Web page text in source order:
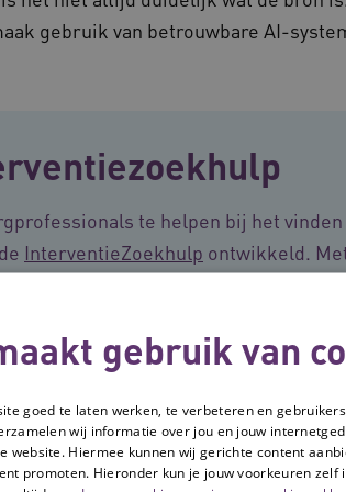
gebruik van betrouwbare AI-
te helpen bij het
InterventieZoekhulp ontwikkeld.
in de langdurige zorg
in je eigen woorden en krijgt, via
De zoekhulp gebruikt AI en
bronnen. Zo krijg je overzicht,
keuze maken.
gebruik van
goed te laten werken, te verbeteren en
wij informatie over jou en jouw
website. Hiermee kunnen wij gerichte content
promoten. Hieronder kun je jouw voorkeuren zelf